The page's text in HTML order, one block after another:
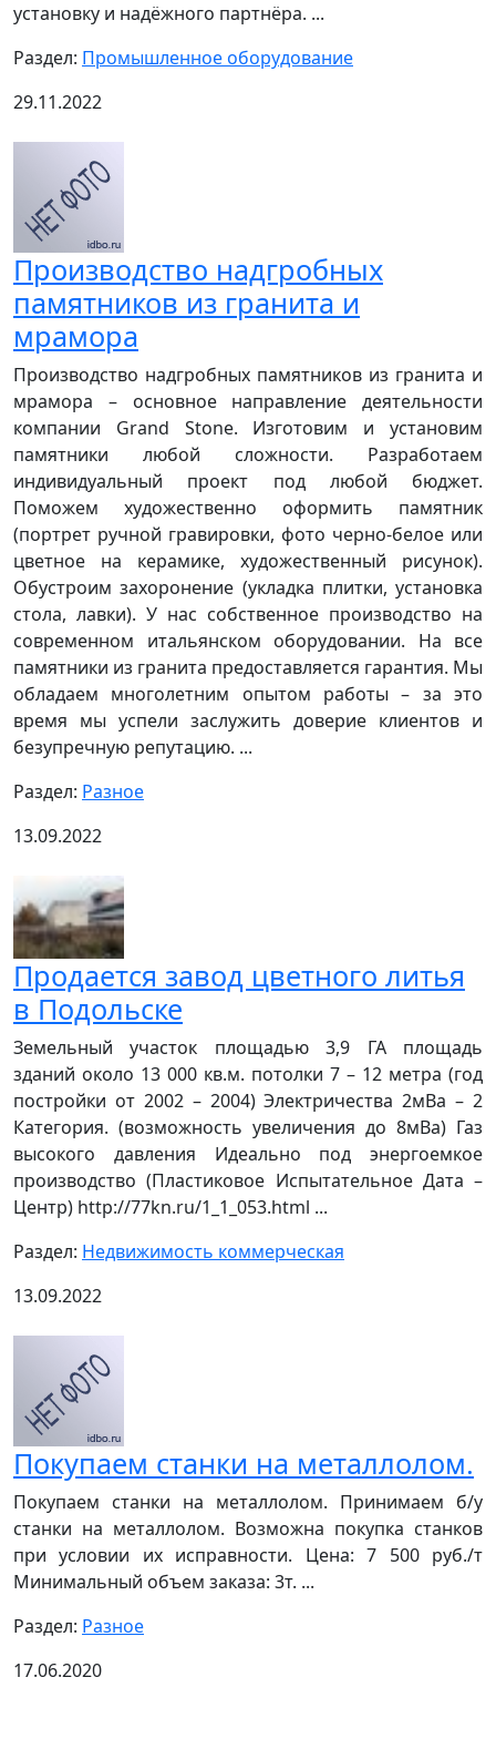
установку и надёжного партнёра. ...
Раздел: Промышленное оборудование
29.11.2022
Производство надгробных
памятников из гранита и
мрамора
Производство надгробных памятников из гранита и
мрамора – основное направление деятельности
компании Grand Stone. Изготовим и установим
памятники любой сложности. Разработаем
индивидуальный проект под любой бюджет.
Поможем художественно оформить памятник
(портрет ручной гравировки, фото черно-белое или
цветное на керамике, художественный рисунок).
Обустроим захоронение (укладка плитки, установка
стола, лавки). У нас собственное производство на
современном итальянском оборудовании. На все
памятники из гранита предоставляется гарантия. Мы
обладаем многолетним опытом работы – за это
время мы успели заслужить доверие клиентов и
безупречную репутацию. ...
Раздел: Разное
13.09.2022
Продается завод цветного литья
в Подольске
Земельный участок площадью 3,9 ГА площадь
зданий около 13 000 кв.м. потолки 7 – 12 метра (год
постройки от 2002 – 2004) Электричества 2мВа – 2
Категория. (возможность увеличения до 8мВа) Газ
высокого давления Идеально под энергоемкое
производство (Пластиковое Испытательное Дата –
Центр) http://77kn.ru/1_1_053.html ...
Раздел: Недвижимость коммерческая
13.09.2022
Покупаем станки на металлолом.
Покупаем станки на металлолом. Принимаем б/у
станки на металлолом. Возможна покупка станков
при условии их исправности. Цена: 7 500 руб./т
Минимальный объем заказа: 3т. ...
Раздел: Разное
17.06.2020